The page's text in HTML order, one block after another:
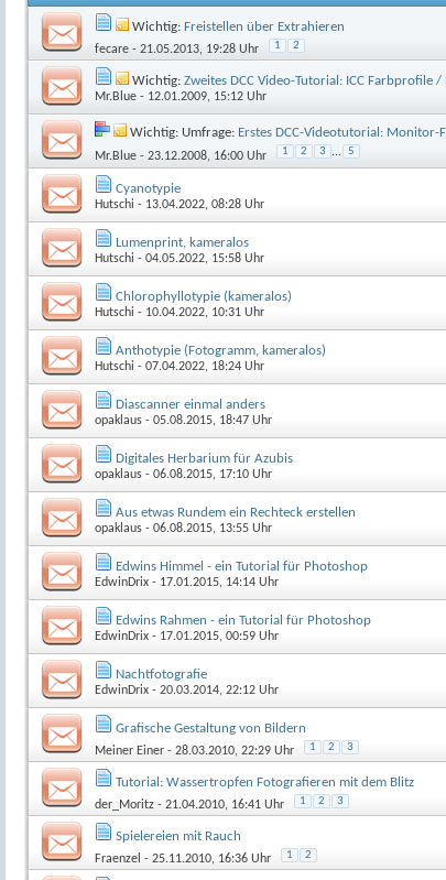
Wichtig: Freistellen über Extrahieren
fecare - 21.05.2013, 19:28 Uhr 1 2
Wichtig: Zweites DCC Video-Tutorial: ICC Farbprofile
Mr.Blue - 12.01.2009, 15:12 Uhr
Wichtig: Umfrage: Erstes DCC-Videotutorial:
Mr.Blue - 23.12.2008, 16:00 Uhr 1 2 3 ... 5
Cyanotypie
Hutschi - 13.04.2022, 08:28 Uhr
Lumenprint, kameralos
Hutschi - 04.05.2022, 15:58 Uhr
Chlorophyllotypie (kameralos)
Hutschi - 10.04.2022, 10:31 Uhr
Anthotypie (Fotogramm, kameralos)
Hutschi - 07.04.2022, 18:24 Uhr
Diascanner einmal anders
opaklaus - 05.08.2015, 18:47 Uhr
Digitales Herbarium für Azubis
opaklaus - 06.08.2015, 17:10 Uhr
Aus etwas Rundem ein Rechteck erstellen
opaklaus - 06.08.2015, 13:55 Uhr
Edwins Himmel - ein Tutorial für Photoshop
EdwinDrix - 17.01.2015, 14:14 Uhr
Edwins Rahmen - ein Tutorial für Photoshop
EdwinDrix - 17.01.2015, 00:59 Uhr
Nachtfotografie
EdwinDrix - 20.03.2014, 22:12 Uhr
Grafische Gestaltung von Bildern
Meiner Einer - 28.03.2010, 22:29 Uhr 1 2 3
Tutorial: Wassertropfen Fotografieren mit dem Blitz
der_Moritz - 21.04.2010, 16:41 Uhr 1 2 3
Spielereien mit Rauch
Fraenzel - 25.11.2010, 16:36 Uhr 1 2